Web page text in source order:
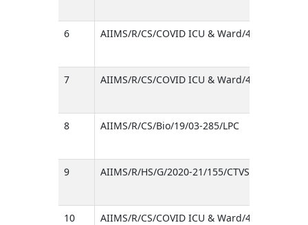
6 AIIMS/R/CS/COVID ICU & Ward/42/20/LPC
7 AIIMS/R/CS/COVID ICU & Ward/40/20/LPC
8 AIIMS/R/CS/Bio/19/03-285/LPC
9 AIIMS/R/HS/G/2020-21/155/CTVS/682
10 AIIMS/R/CS/COVID ICU & Ward/41/20/LPC